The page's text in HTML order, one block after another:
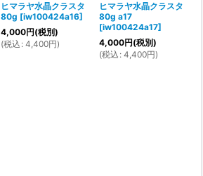
ヒマラヤ水晶クラスタ
80g [iw100424a16]
4,000円(税別)
(税込 : 4,400円)
ヒマラヤ水晶クラスタ
80g a17
[iw100424a17]
4,000円(税別)
(税込 : 4,400円)